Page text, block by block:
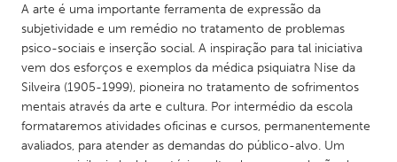
A arte é uma importante ferramenta de expressão da
subjetividade e um remédio no tratamento de problemas
psico-sociais e inserção social. A inspiração para tal iniciativa
vem dos esforços e exemplos da médica psiquiatra Nise da
Silveira (1905-1999), pioneira no tratamento de sofrimentos
mentais através da arte e cultura. Por intermédio da escola
formataremos atividades oficinas e cursos, permanentemente
avaliados, para atender as demandas do público-alvo. Um